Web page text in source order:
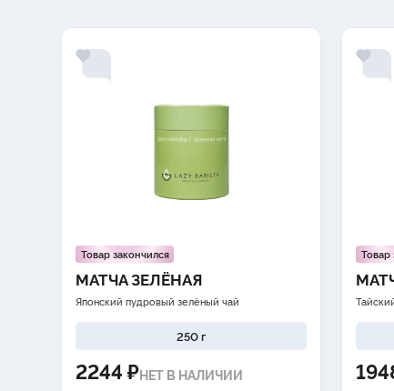
Товар закончился
МАТЧА ЗЕЛЁНАЯ
Японский пудровый зелёный чай
250 г
2244 ₽НЕТ В НАЛИЧИИ
Товар